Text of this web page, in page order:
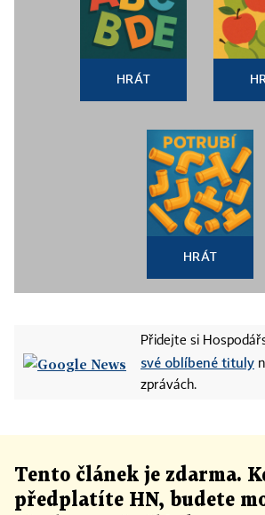
HRÁT
HRÁT
Přidejte si
své oblíbené tituly
zprávách.
Tento článek je zdarma.
předplatíte HN, budete